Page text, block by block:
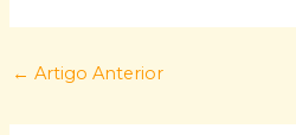
← Artigo Anterior